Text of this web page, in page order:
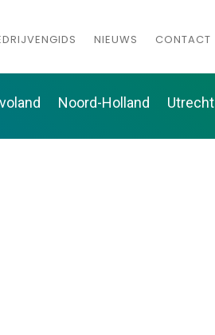
NIEUWS CONTACT
Noord-Holland Utrecht